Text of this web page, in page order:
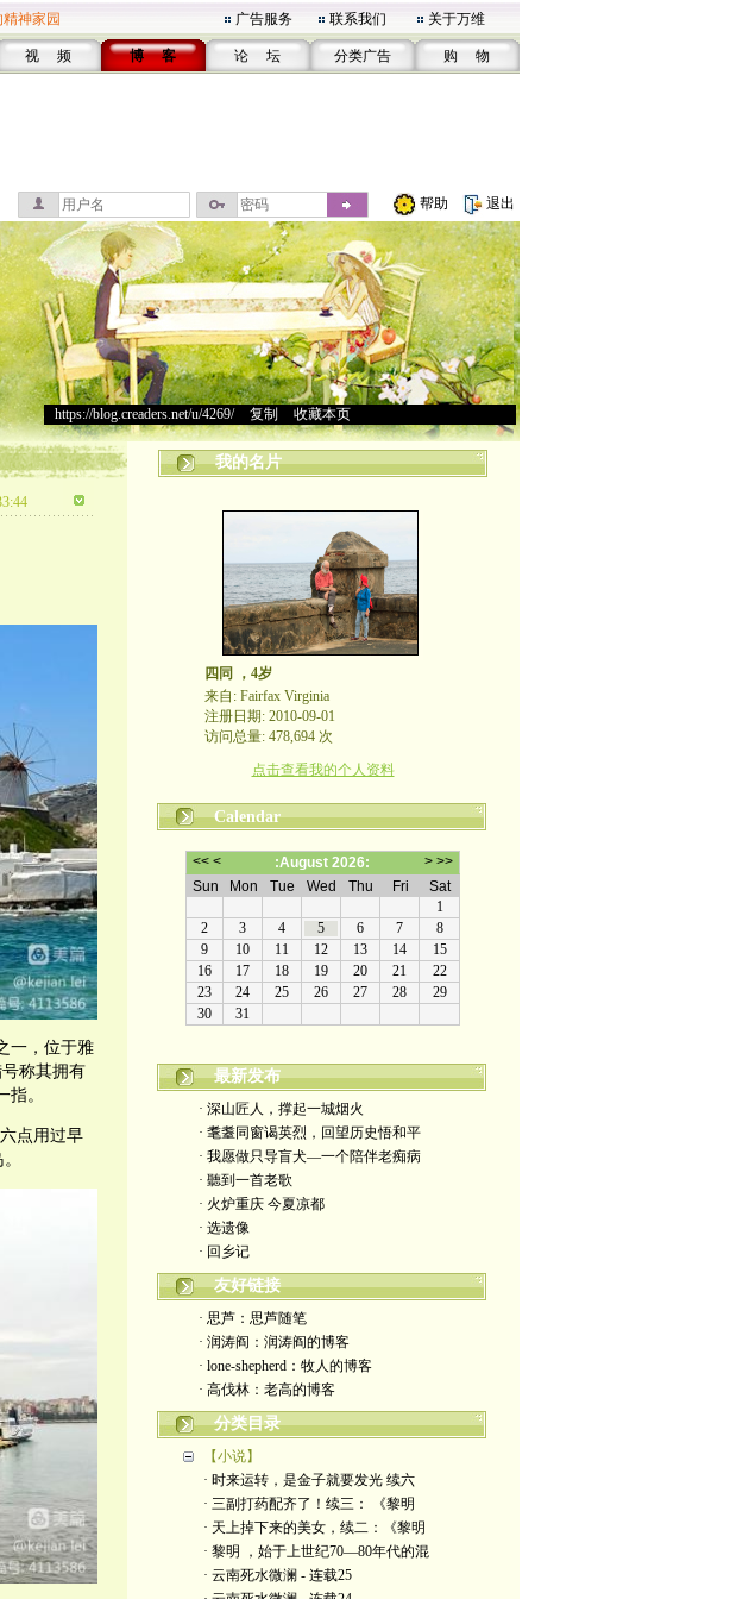
神家园 广告服务 联系我们 关于万维
视 频 博 客 论 坛 分类广告 购 物
帮助 退出
https://blog.creaders.net/u/4269/> 复制 收藏本页
一，位于雅
称其拥有
。
点用过早
我的名片
四同 ，4岁
来自: Fairfax Virginia
注册日期: 2010-09-01
访问总量: 478,694 次
点击查看我的个人资料
Calendar
最新发布
· 深山匠人，撑起一城烟火
· 耄耋同窗谒英烈，回望历史悟和平
· 我愿做只导盲犬—一个陪伴老痴病
· 聽到一首老歌
· 火炉重庆 今夏凉都
· 选遗像
· 回乡记
友好链接
· 思芦：思芦随笔
· 润涛阎：润涛阎的博客
· lone-shepherd：牧人的博客
· 高伐林：老高的博客
分类目录
【小说】
· 时来运转，是金子就要发光 续六
· 三副打药配齐了！续三： 《黎明
· 天上掉下来的美女，续二：《黎明
· 黎明 ，始于上世纪70—80年代的混
· 云南死水微澜 - 连载25